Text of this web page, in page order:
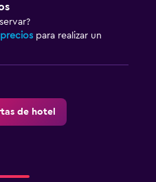
para realizar un
de hotel